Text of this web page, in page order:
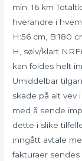
min. 16 km
hverandre i
H:56 cm, B:180
H, sølv/klart
kan foldes helt
Umiddelbar
skade på alt vev
med å sende
dette i slike
inngått avtale
fakturaer